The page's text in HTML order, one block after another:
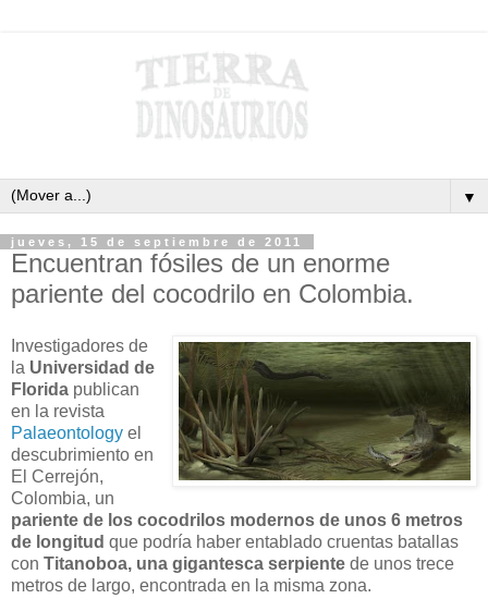
▼
jueves, 15 de septiembre de 2011
Encuentran fósiles de un enorme
pariente del cocodrilo en Colombia.
Investigadores de
la Universidad de
Florida publican
en la revista
Palaeontology el
descubrimiento en
El Cerrejón,
Colombia, un
pariente de los cocodrilos modernos de unos 6 metros
de longitud que podría haber entablado cruentas batallas
con Titanoboa, una gigantesca serpiente de unos trece
metros de largo, encontrada en la misma zona.